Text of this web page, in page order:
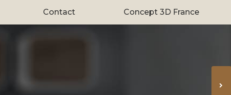
Contact Concept 3D France